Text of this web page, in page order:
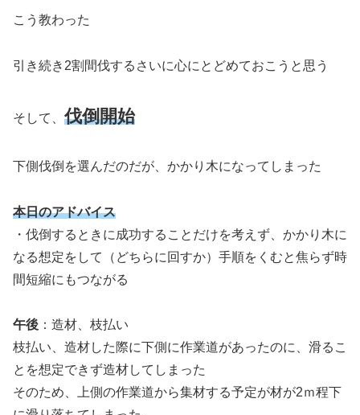
こう教わった
引き続き2割間伐するさいに心にとどめておこうと思う
そして、 伐倒開始
下側伐倒を選んだのだが、かかり木になってしまった
本日のアドバイス
・伐倒するときに成功することだけを考えず、かかり木に
なる想定をして（どちらに回すか）手順をくむと焦らず時
間短縮にもつながる
午後 ：造材、枝払い
枝払い、造材した際に下側に作業道があったのに、滑るこ
とを想定できず造材してしまった
そのため、上側の作業道から集材する予定が材が2ｍ程下